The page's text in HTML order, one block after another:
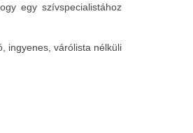
egy szívspecialistához
ingyenes, várólista nélküli